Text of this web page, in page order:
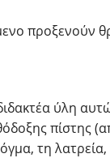
προξενούν
ύλη
πίστης
τη